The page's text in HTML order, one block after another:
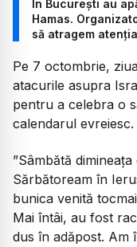
În București au
Hamas.
să atragem
Pe 7 octombrie,
atacurile asupra
pentru a celebra o
calendarul evreiesc.
”Sâmbătă
Sărbătoream în
bunica venită
Mai întâi, au fost
dus în adăpost. Am